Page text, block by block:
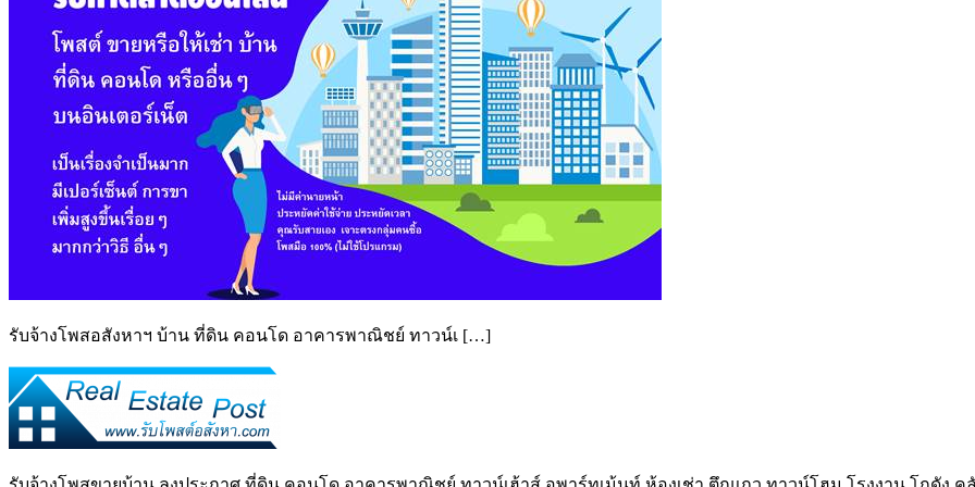
รับจ้างโพสอสังหาฯ บ้าน ที่ดิน คอนโด อาคารพาณิชย์ ทาวน์เ […]